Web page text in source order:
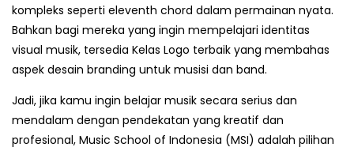
kompleks seperti eleventh chord dalam permainan nyata.
Bahkan bagi mereka yang ingin mempelajari identitas
visual musik, tersedia Kelas Logo terbaik yang membahas
aspek desain branding untuk musisi dan band.
Jadi, jika kamu ingin belajar musik secara serius dan
mendalam dengan pendekatan yang kreatif dan
profesional, Music School of Indonesia (MSI) adalah pilihan